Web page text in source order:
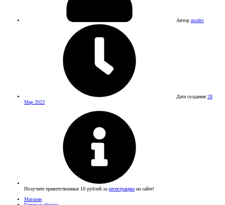
Автор mcdev
Дата создания 28
Мар 2023
Получите приветственные 10 рублей за регистрацию на сайте!
Магазин